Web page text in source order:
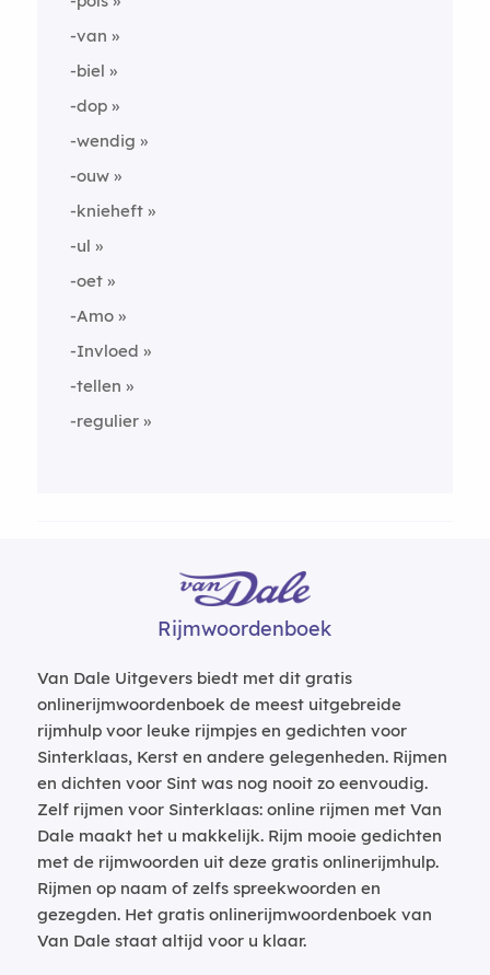
-van
-biel
-dop
-wendig
-ouw
-knieheft
-ul
-oet
-Amo
-Invloed
-tellen
-regulier
Rijmwoordenboek
Van Dale Uitgevers biedt met dit gratis
onlinerijmwoordenboek de meest uitgebreide
rijmhulp voor leuke rijmpjes en gedichten voor
Sinterklaas, Kerst en andere gelegenheden. Rijmen
en dichten voor Sint was nog nooit zo eenvoudig.
Zelf rijmen voor Sinterklaas: online rijmen met Van
Dale maakt het u makkelijk. Rijm mooie gedichten
met de rijmwoorden uit deze gratis onlinerijmhulp.
Rijmen op naam of zelfs spreekwoorden en
gezegden. Het gratis onlinerijmwoordenboek van
Van Dale staat altijd voor u klaar.